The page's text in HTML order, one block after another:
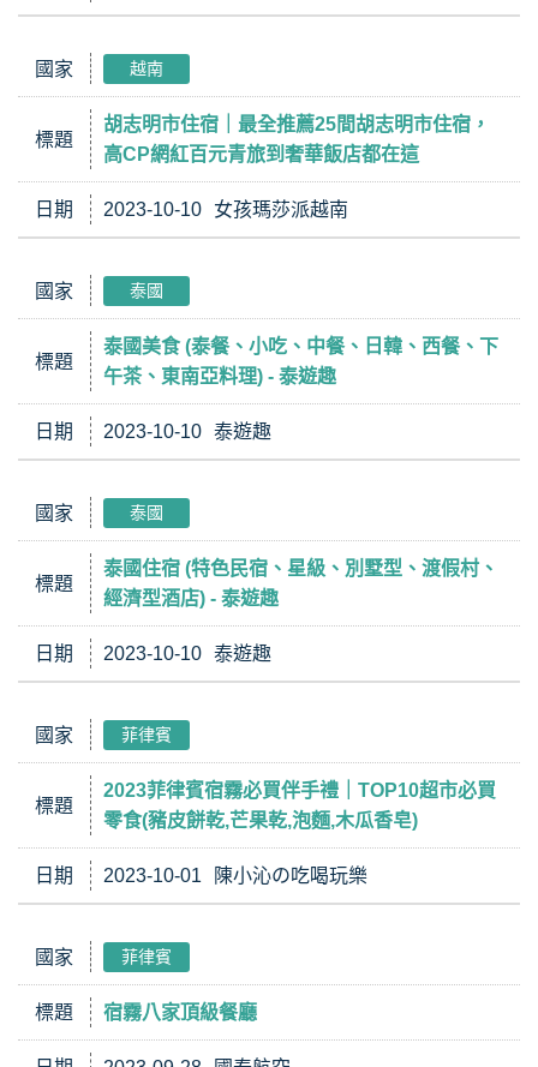
國家 越南
標題
胡志明市住宿｜最全推薦25間胡志明市住宿，
高CP網紅百元青旅到奢華飯店都在這
日期 2023-10-10 女孩瑪莎派越南
國家 泰國
標題
泰國美食 (泰餐、小吃、中餐、日韓、西餐、下
午茶、東南亞料理) - 泰遊趣
日期 2023-10-10 泰遊趣
國家 泰國
標題
泰國住宿 (特色民宿、星級、別墅型、渡假村、
經濟型酒店) - 泰遊趣
日期 2023-10-10 泰遊趣
國家 菲律賓
標題
2023菲律賓宿霧必買伴手禮｜TOP10超市必買
零食(豬皮餅乾,芒果乾,泡麵,木瓜香皂)
日期 2023-10-01 陳小沁の吃喝玩樂
國家 菲律賓
標題 宿霧八家頂級餐廳